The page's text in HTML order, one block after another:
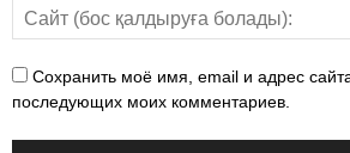
Сохранить моё имя, email и адрес
последующих моих комментариев.